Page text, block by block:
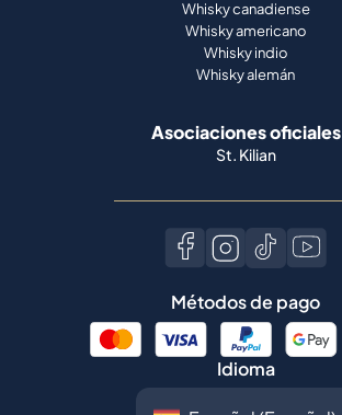
Whisky canadiense
Whisky americano
Whisky indio
Whisky alemán
Asociaciones oficiales
St. Kilian
Métodos de pago
Idioma